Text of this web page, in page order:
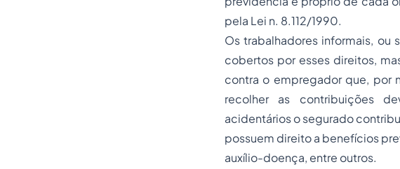
pela Lei n. 8.112/1990.
Os trabalhadores informais, ou
cobertos por esses direitos,
contra o empregador que, por
recolher as contribuições
acidentários o segurado
possuem direito a benefícios
auxílio-doença, entre outros.